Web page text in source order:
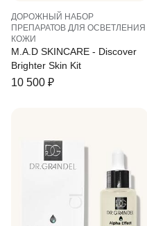
ДОРОЖНЫЙ НАБОР
ПРЕПАРАТОВ ДЛЯ ОСВЕТЛЕНИЯ
КОЖИ
M.A.D SKINCARE - Discover
Brighter Skin Kit
10 500 ₽